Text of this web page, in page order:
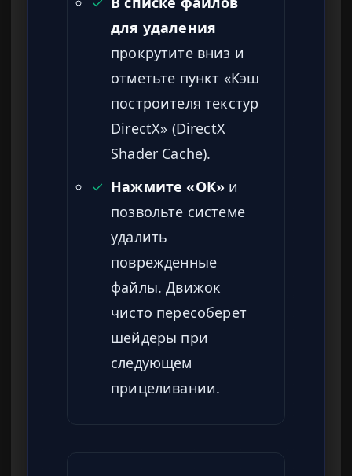
для удаления
прокрутите вниз и
отметьте пункт «Кэш
построителя текстур
DirectX» (DirectX
Shader Cache).
✓ Нажмите «ОК» и
позвольте системе
удалить
поврежденные
файлы. Движок
чисто пересоберет
шейдеры при
следующем
прицеливании.